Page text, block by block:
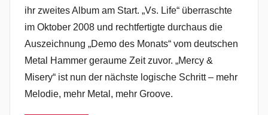
ihr zweites Album am Start. „Vs. Life“ überraschte
im Oktober 2008 und rechtfertigte durchaus die
Auszeichnung „Demo des Monats“ vom deutschen
Metal Hammer geraume Zeit zuvor. „Mercy &
Misery“ ist nun der nächste logische Schritt – mehr
Melodie, mehr Metal, mehr Groove.